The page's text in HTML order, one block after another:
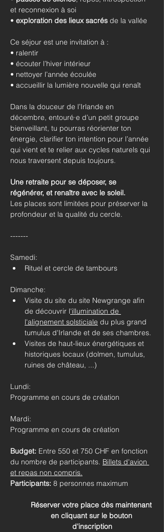
et reconnexion à soi
• exploration des lieux sacrés de la vallée
Ce séjour est une invitation à :
• ralentir
• écouter l’hiver intérieur
• nettoyer l’année écoulée
• accueillir la lumière nouvelle qui renaît
Dans la douceur de l’Irlande en
décembre, entouré·e d’un petit groupe
bienveillant, tu pourras réorienter ton
énergie, clarifier ton intention pour l’année
qui vient et te relier aux cycles naturels qui
nous traversent depuis toujours.
Une retraite pour se déposer, se
régénérer, et renaître avec le soleil.
Les places sont limitées pour préserver la
profondeur et la qualité du cercle.
-------
Samedi:
Rituel et cercle de tambours
Dimanche:
Visite du site du site Newgrange afin
de découvrir l'illumination de
l'alignement solsticiale du plus grand
tumulus d'Irlande et de ses chambres.
Visites de haut-lieux énergétiques et
historiques locaux (dolmen, tumulus,
ruines de château, ...)
Lundi:
Programme en cours de création
Mardi:
Programme en cours de création
Budget: Entre 550 et 750 CHF en fonction
du nombre de participants. Billets d'avion
et repas non compris.
Participants: 8 personnes maximum
Réserver votre place dès maintenant
en cliquant sur le bouton
d'inscription